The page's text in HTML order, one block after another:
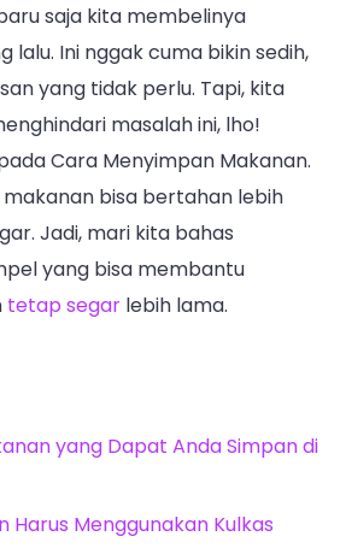
saja kita membelinya
lalu. Ini nggak cuma bikin sedih,
yang tidak perlu. Tapi, kita
masalah ini, lho!
Cara Menyimpan Makanan.
bisa bertahan lebih
Jadi, mari kita bahas
yang bisa membantu
tetap segar lebih lama.
yang Dapat Anda Simpan di
Harus Menggunakan Kulkas